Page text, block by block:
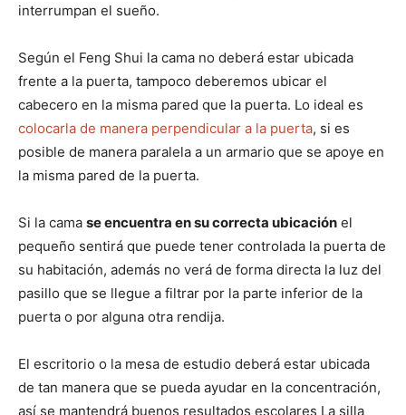
interrumpan el sueño.
Según el Feng Shui la cama no deberá estar ubicada
frente a la puerta, tampoco deberemos ubicar el
cabecero en la misma pared que la puerta. Lo ideal es
colocarla de manera perpendicular a la puerta, si es
posible de manera paralela a un armario que se apoye en
la misma pared de la puerta.
Si la cama se encuentra en su correcta ubicación el
pequeño sentirá que puede tener controlada la puerta de
su habitación, además no verá de forma directa la luz del
pasillo que se llegue a filtrar por la parte inferior de la
puerta o por alguna otra rendija.
El escritorio o la mesa de estudio deberá estar ubicada
de tan manera que se pueda ayudar en la concentración,
así se mantendrá buenos resultados escolares La silla